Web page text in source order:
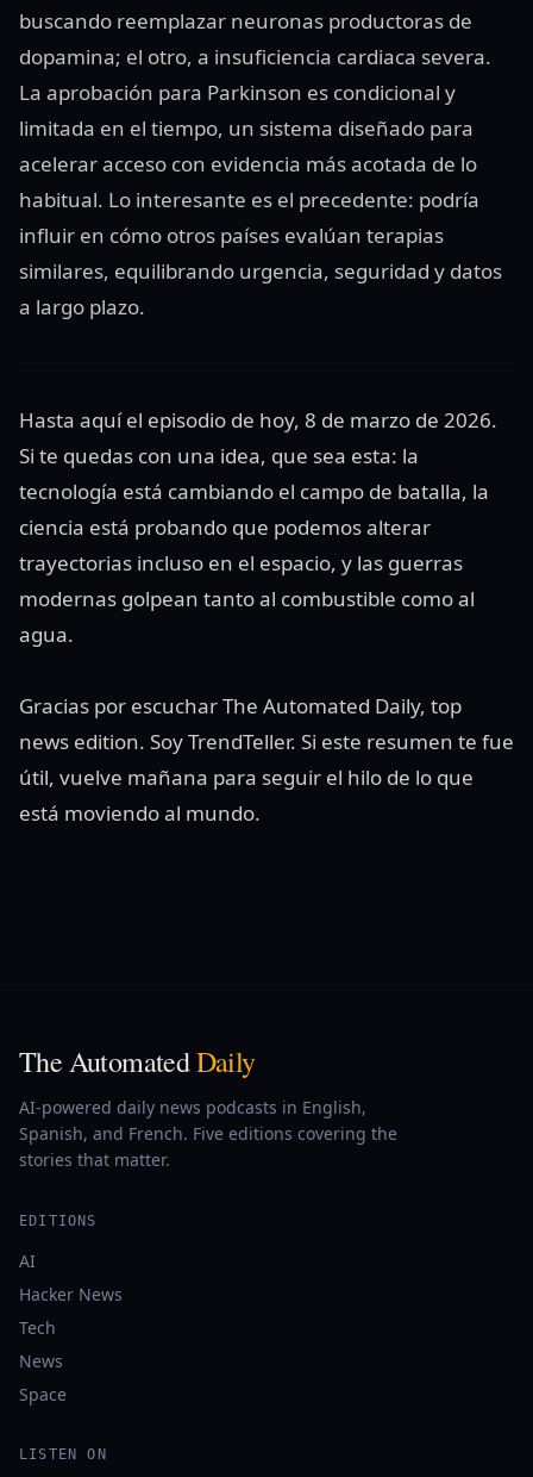
buscando reemplazar neuronas productoras de
dopamina; el otro, a insuficiencia cardiaca severa.
La aprobación para Parkinson es condicional y
limitada en el tiempo, un sistema diseñado para
acelerar acceso con evidencia más acotada de lo
habitual. Lo interesante es el precedente: podría
influir en cómo otros países evalúan terapias
similares, equilibrando urgencia, seguridad y datos
a largo plazo.
Hasta aquí el episodio de hoy, 8 de marzo de 2026.
Si te quedas con una idea, que sea esta: la
tecnología está cambiando el campo de batalla, la
ciencia está probando que podemos alterar
trayectorias incluso en el espacio, y las guerras
modernas golpean tanto al combustible como al
agua.
Gracias por escuchar The Automated Daily, top
news edition. Soy TrendTeller. Si este resumen te fue
útil, vuelve mañana para seguir el hilo de lo que
está moviendo al mundo.
The AutomatedDaily
AI-powered daily news podcasts in English,
Spanish, and French. Five editions covering the
stories that matter.
EDITIONS
AI
Hacker News
Tech
News
Space
LISTEN ON